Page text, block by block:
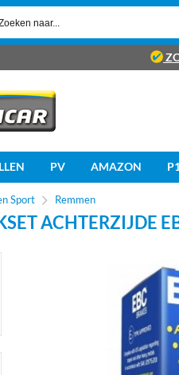
PV AMAZON
Sport Remmen
ACHTERZIJDE